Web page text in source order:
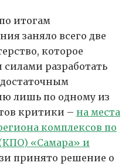
итогам
заняло всего две
которое
разработать
лишь по одному из
критики – на места
комплексов по
«Самара» и
принято решение о